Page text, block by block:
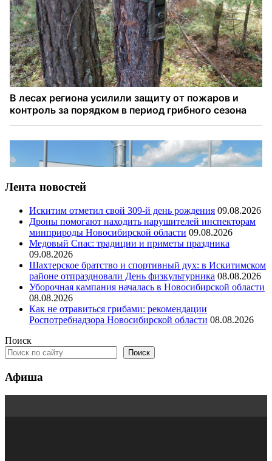
Лента новостей
Искитим отметил свой 309-й день рождения 09.08.2026
Дроны помогают находить нарушителей инспекторам
минприроды Новосибирской области 09.08.2026
Медовый Спас: традиции и приметы праздника
09.08.2026
Шахтерское братство и спортивный дух: в Искитимском
районе отпраздновали День физкультурника 08.08.2026
Уборочная кампания началась в Новосибирской области
08.08.2026
Как не отравиться грибами: рекомендации
Роспотребнадзора Новосибирской области 08.08.2026
Поиск
Поиск
Афиша